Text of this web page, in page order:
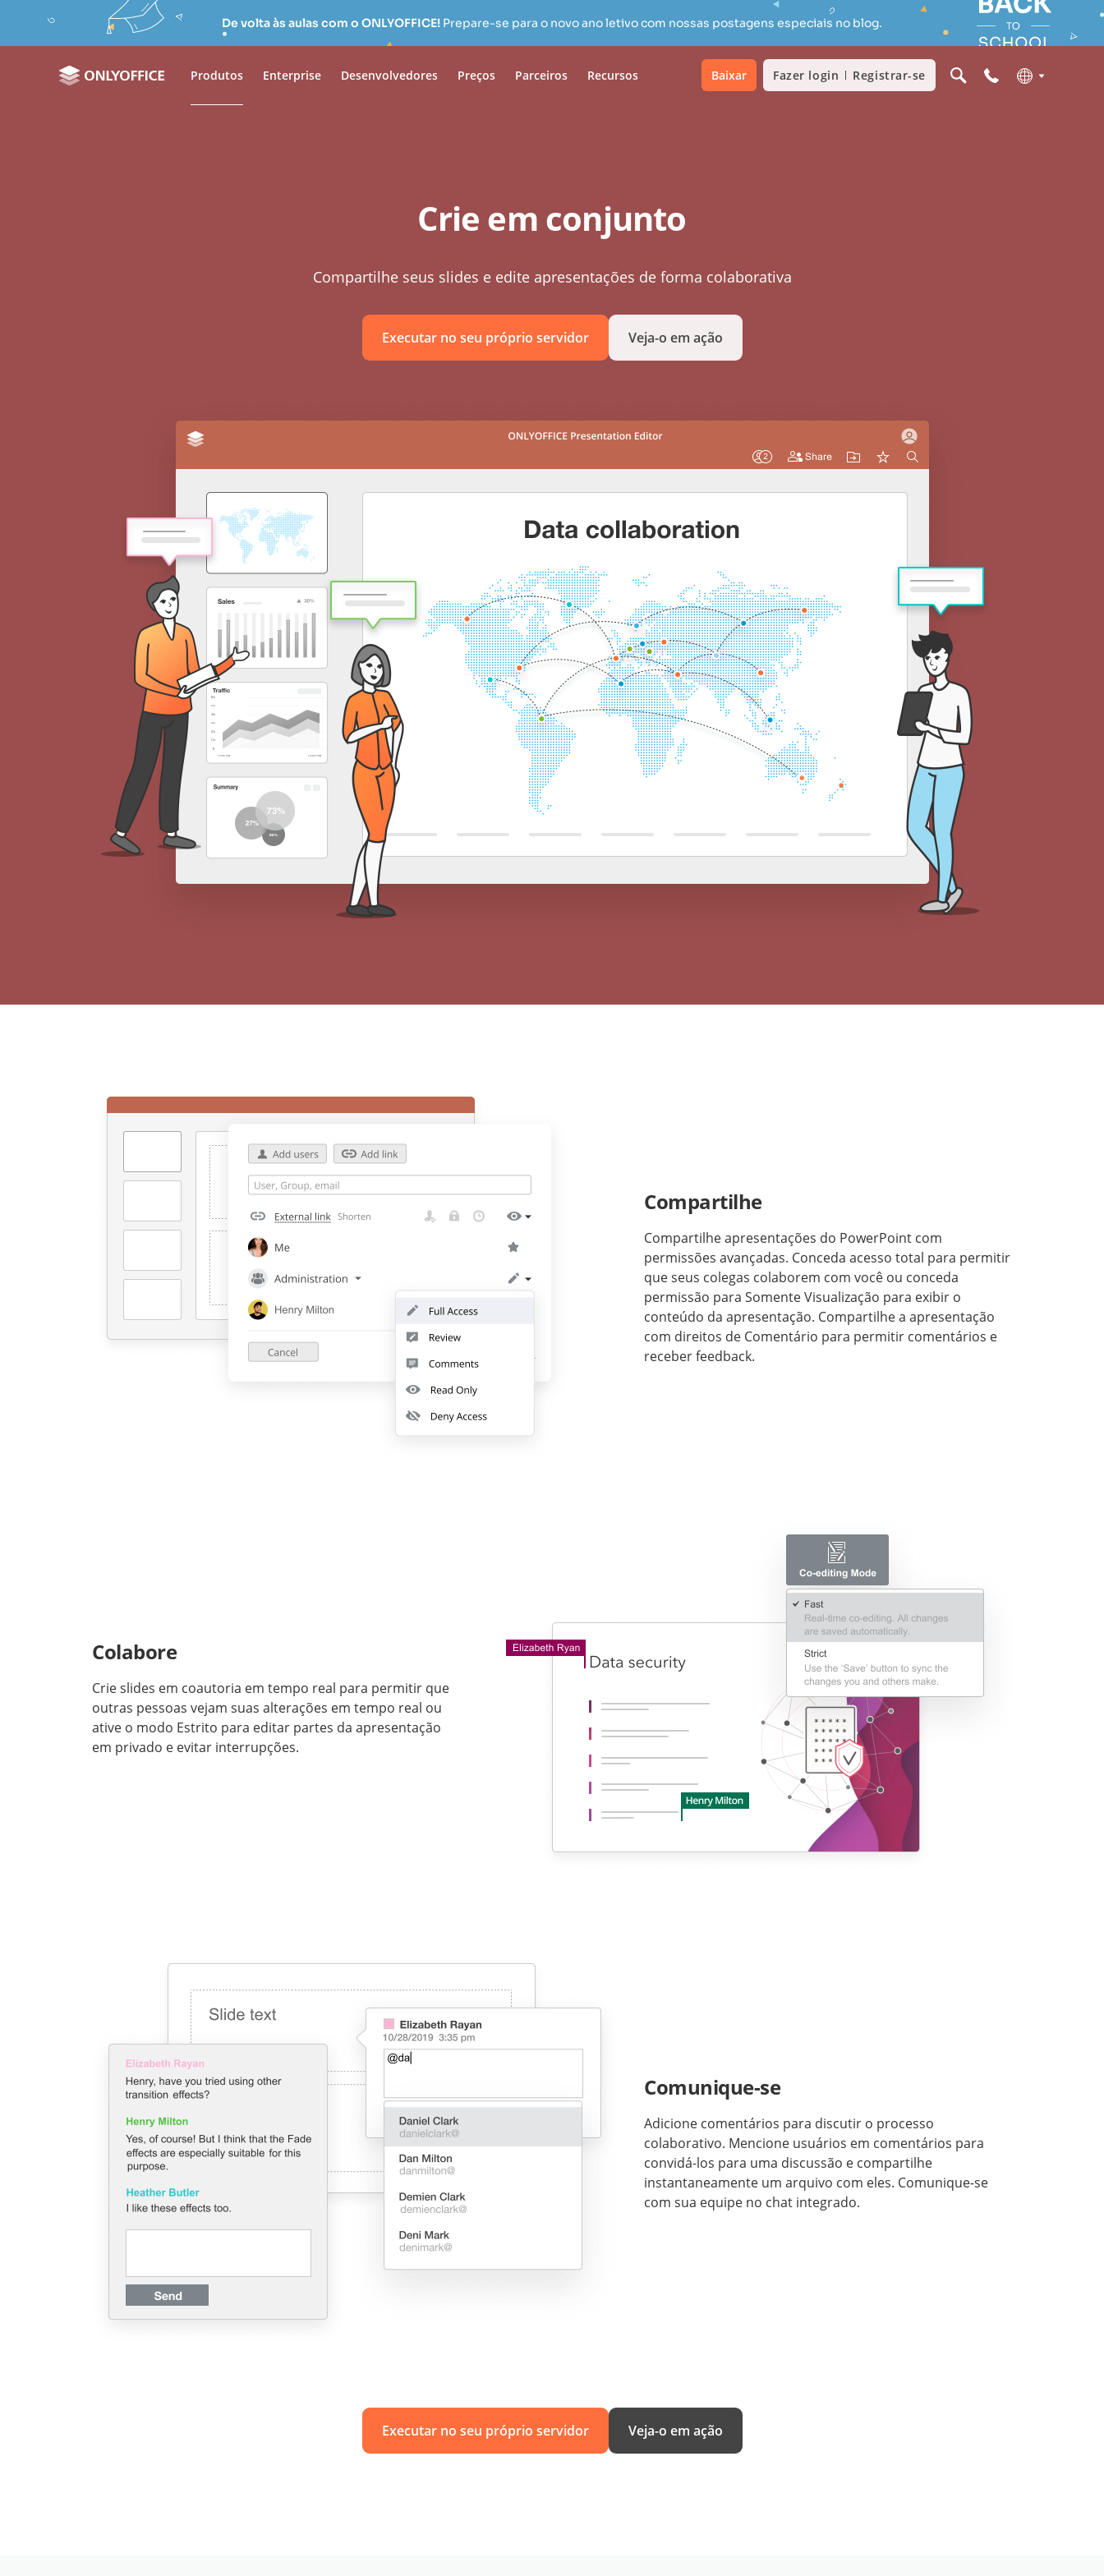
De volta às aulas com o ONLYOFFICE! Prepare-se para o novo ano letivo com nossas postagens especiais no blog.
Produtos Enterprise Desenvolvedores Preços Parceiros Recursos Baixar Fazer login Registrar-se
Crie em conjunto
Compartilhe seus slides e edite apresentações de forma colaborativa
Executar no seu próprio servidor Veja-o em ação
Compartilhe
Compartilhe apresentações do PowerPoint com
permissões avançadas. Conceda acesso total para permitir
que seus colegas colaborem com você ou conceda
permissão para Somente Visualização para exibir o
conteúdo da apresentação. Compartilhe a apresentação
com direitos de Comentário para permitir comentários e
receber feedback.
Colabore
Crie slides em coautoria em tempo real para permitir que
outras pessoas vejam suas alterações em tempo real ou
ative o modo Estrito para editar partes da apresentação
em privado e evitar interrupções.
Comunique-se
Adicione comentários para discutir o processo
colaborativo. Mencione usuários em comentários para
convidá-los para uma discussão e compartilhe
instantaneamente um arquivo com eles. Comunique-se
com sua equipe no chat integrado.
Executar no seu próprio servidor Veja-o em ação